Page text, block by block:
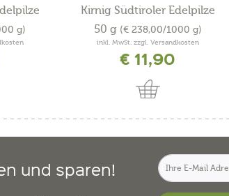
g)
Kirnig Südtiroler Edelpilze
50 g (€ 238,00/1000 g)
inkl. MwSt. zzgl. Versandkosten
€ 11,90
und sparen!